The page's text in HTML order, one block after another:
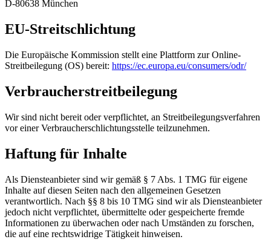
D-80638 München
EU-Streitschlichtung
Die Europäische Kommission stellt eine Plattform zur Online-
Streitbeilegung (OS) bereit: https://ec.europa.eu/consumers/odr/
Verbraucherstreitbeilegung
Wir sind nicht bereit oder verpflichtet, an Streitbeilegungsverfahren
vor einer Verbraucherschlichtungsstelle teilzunehmen.
Haftung für Inhalte
Als Diensteanbieter sind wir gemäß § 7 Abs. 1 TMG für eigene
Inhalte auf diesen Seiten nach den allgemeinen Gesetzen
verantwortlich. Nach §§ 8 bis 10 TMG sind wir als Diensteanbieter
jedoch nicht verpflichtet, übermittelte oder gespeicherte fremde
Informationen zu überwachen oder nach Umständen zu forschen,
die auf eine rechtswidrige Tätigkeit hinweisen.